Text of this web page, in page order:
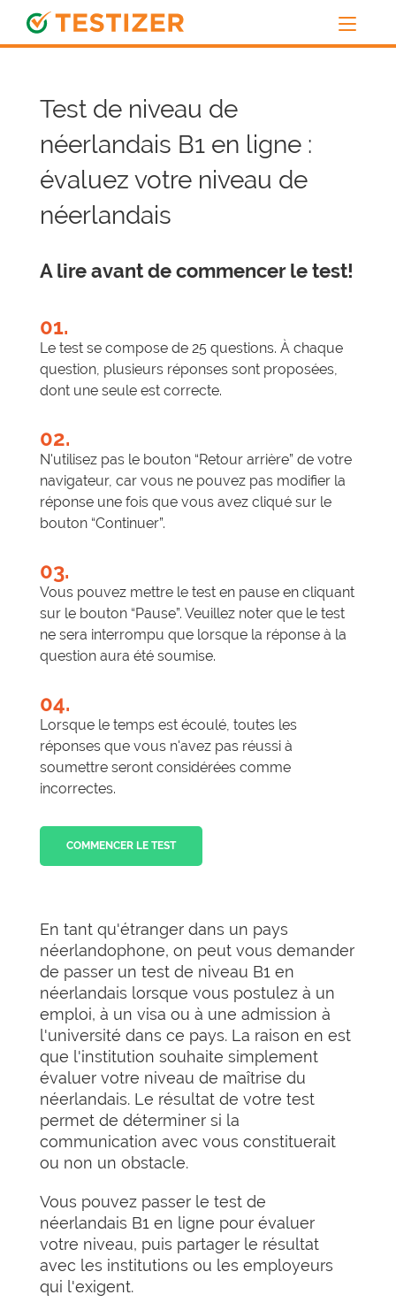
Test de niveau de
néerlandais B1 en ligne :
évaluez votre niveau de
néerlandais
A lire avant de commencer le test!
01.
Le test se compose de 25 questions. À chaque
question, plusieurs réponses sont proposées,
dont une seule est correcte.
02.
N'utilisez pas le bouton “Retour arrière” de votre
navigateur, car vous ne pouvez pas modifier la
réponse une fois que vous avez cliqué sur le
bouton “Continuer”.
03.
Vous pouvez mettre le test en pause en cliquant
sur le bouton “Pause”. Veuillez noter que le test
ne sera interrompu que lorsque la réponse à la
question aura été soumise.
04.
Lorsque le temps est écoulé, toutes les
réponses que vous n'avez pas réussi à
soumettre seront considérées comme
incorrectes.
COMMENCER LE TEST
En tant qu'étranger dans un pays
néerlandophone, on peut vous demander
de passer un test de niveau B1 en
néerlandais lorsque vous postulez à un
emploi, à un visa ou à une admission à
l'université dans ce pays. La raison en est
que l'institution souhaite simplement
évaluer votre niveau de maîtrise du
néerlandais. Le résultat de votre test
permet de déterminer si la
communication avec vous constituerait
ou non un obstacle.
Vous pouvez passer le test de
néerlandais B1 en ligne pour évaluer
votre niveau, puis partager le résultat
avec les institutions ou les employeurs
qui l'exigent.